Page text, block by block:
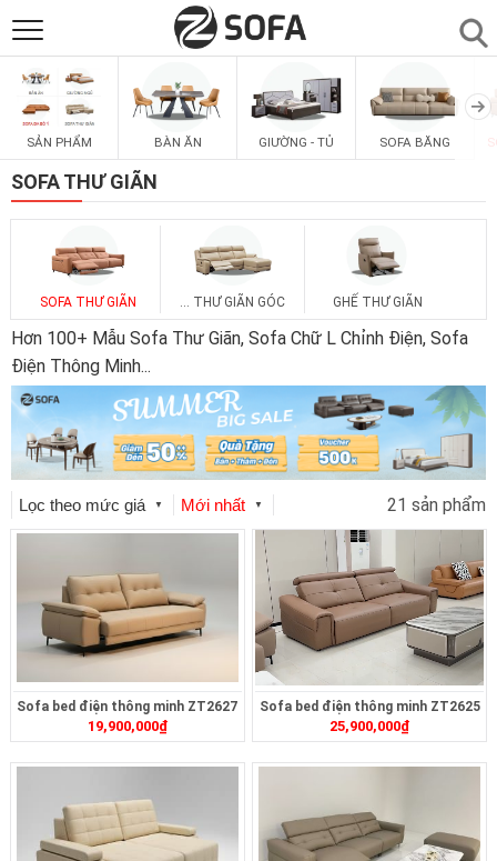
SẢN PHẨM
SOFAS
PHÒNG ĂN
PHÒNG KHÁCH
LIÊN HỆ
SẢN PHẨM BÀN ĂN GIƯỜNG - TỦ SOFA BĂNG
SOFA THƯ GIÃN
SOFA THƯ GIÃN ... THƯ GIÃN GÓC GHẾ THƯ GIÃN
Hơn 100+ Mẫu Sofa Thư Giãn, Sofa Chữ L Chỉnh Điện, Sofa
Điện Thông Minh...
Lọc theo mức giá ▼ Mới nhất ▼ 21 sản phẩm
Sofa bed điện thông minh ZT2627
19,900,000₫
Sofa bed điện thông minh ZT2625
25,900,000₫